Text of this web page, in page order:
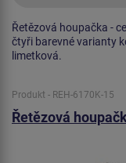
Řetězová houpačka -
čtyři barevné varianty
limetková.
Produkt - REH-6170K-15
Řetězová